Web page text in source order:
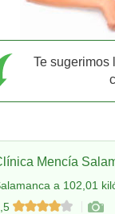
Te sugerimos
Mencía
a 102,01